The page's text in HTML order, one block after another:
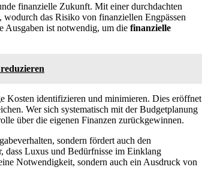
finanzielle Zukunft. Mit einer durchdachten
das Risiko von finanziellen Engpässen
Ausgaben ist notwendig, um die finanzielle
Kosten identifizieren und minimieren. Dies eröffnet
Wer sich systematisch mit der Budgetplanung
über die eigenen Finanzen zurückgewinnen.
sondern fördert auch den
dass Luxus und Bedürfnisse im Einklang
Notwendigkeit, sondern auch ein Ausdruck von